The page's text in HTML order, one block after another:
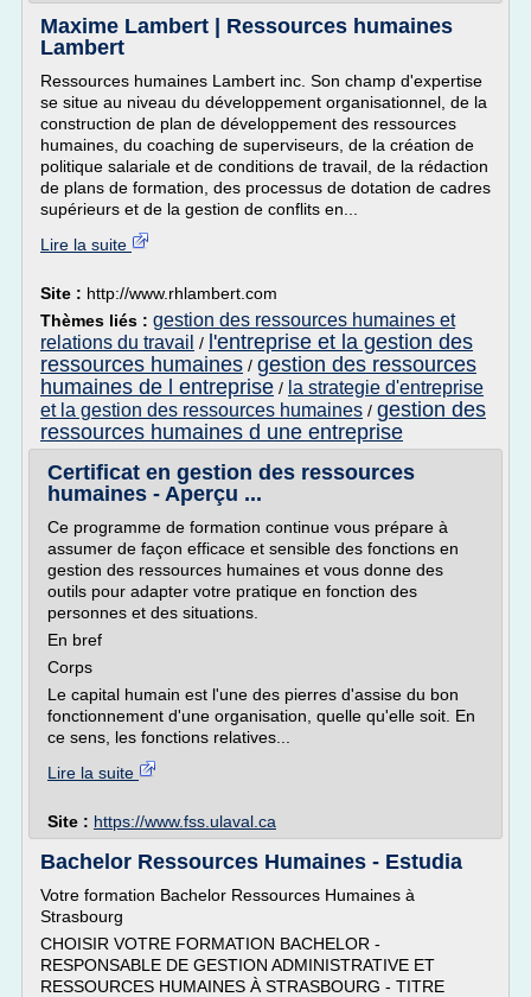
Maxime Lambert | Ressources humaines
Lambert
Ressources humaines Lambert inc. Son champ d'expertise
se situe au niveau du développement organisationnel, de la
construction de plan de développement des ressources
humaines, du coaching de superviseurs, de la création de
politique salariale et de conditions de travail, de la rédaction
de plans de formation, des processus de dotation de cadres
supérieurs et de la gestion de conflits en...
Lire la suite
Site : http://www.rhlambert.com
Thèmes liés : gestion des ressources humaines et
relations du travail / l'entreprise et la gestion des
ressources humaines / gestion des ressources
humaines de l entreprise / la strategie d'entreprise
et la gestion des ressources humaines / gestion des
ressources humaines d une entreprise
Certificat en gestion des ressources
humaines - Aperçu ...
Ce programme de formation continue vous prépare à
assumer de façon efficace et sensible des fonctions en
gestion des ressources humaines et vous donne des
outils pour adapter votre pratique en fonction des
personnes et des situations.
En bref
Corps
Le capital humain est l'une des pierres d'assise du bon
fonctionnement d'une organisation, quelle qu'elle soit. En
ce sens, les fonctions relatives...
Lire la suite
Site : https://www.fss.ulaval.ca
Bachelor Ressources Humaines - Estudia
Votre formation Bachelor Ressources Humaines à
Strasbourg
CHOISIR VOTRE FORMATION BACHELOR -
RESPONSABLE DE GESTION ADMINISTRATIVE ET
RESSOURCES HUMAINES À STRASBOURG - TITRE